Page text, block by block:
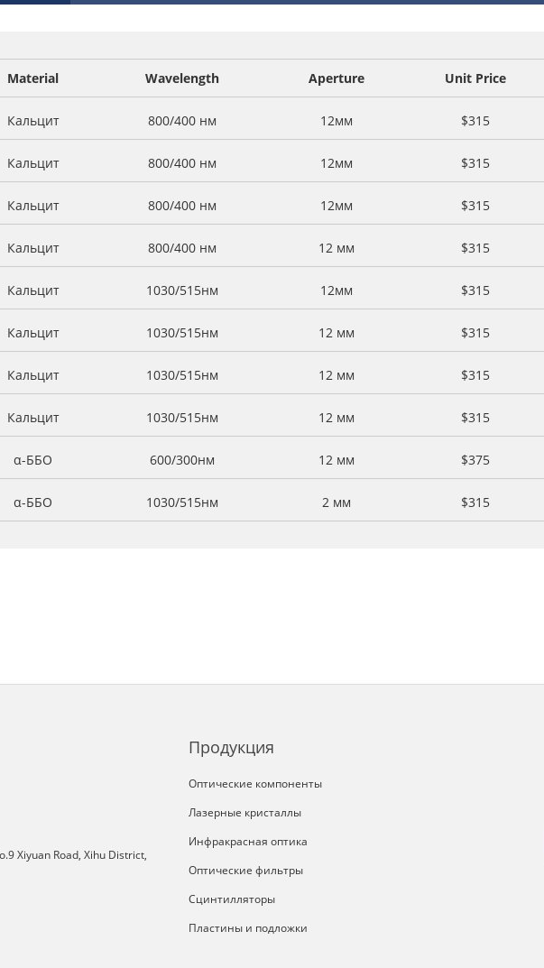
Material Wavelength Aperture Unit Price
Кальцит 800/400 нм 12мм $315
Кальцит 800/400 нм 12мм $315
Кальцит 800/400 нм 12мм $315
Кальцит 800/400 нм 12 мм $315
Кальцит 1030/515нм 12мм $315
Кальцит 1030/515нм 12 мм $315
Кальцит 1030/515нм 12 мм $315
Кальцит 1030/515нм 12 мм $315
α-ББО 600/300нм 12 мм $375
α-ББО 1030/515нм 2 мм $315
Xiyuan Road, Xihu District,
Продукция
Оптические компоненты
Лазерные кристаллы
Инфракрасная оптика
Оптические фильтры
Сцинтилляторы
Пластины и подложки